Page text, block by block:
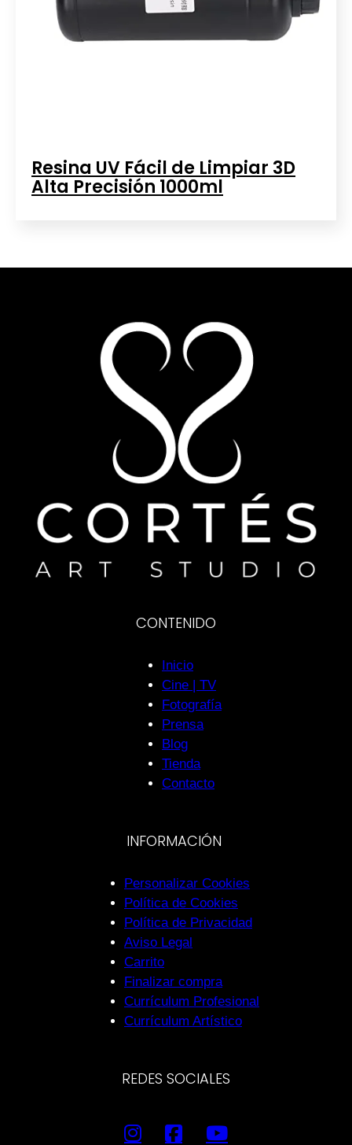
Resina UV Fácil de Limpiar 3D
Alta Precisión 1000ml
CONTENIDO
Inicio
Cine | TV
Fotografía
Prensa
Blog
Tienda
Contacto
INFORMACIÓN
Personalizar Cookies
Política de Cookies
Política de Privacidad
Aviso Legal
Carrito
Finalizar compra
Currículum Profesional
Currículum Artístico
REDES SOCIALES